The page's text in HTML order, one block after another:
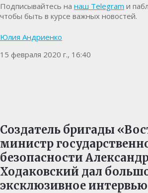
Подписывайтесь на наш Telegram и
чтобы быть в курсе важных новостей.
Юлия Андриенко
15 февраля 2020 г., 16:40
Создатель бригады
министр
безопасности
Ходаковский дал
эксклюзивное